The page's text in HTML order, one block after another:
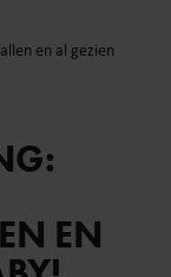
en al gezien
EN